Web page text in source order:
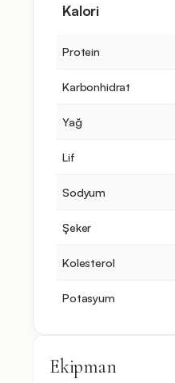
Kalori
Protein
Karbonhidrat
Yağ
Lif
Sodyum
Şeker
Kolesterol
Potasyum
Ekipman